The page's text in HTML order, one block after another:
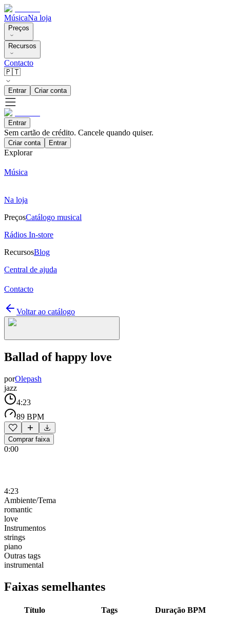
MúsicaNa loja
Preços
Recursos
Contacto
🇵🇹
Entrar Criar conta
Entrar
Sem cartão de crédito. Cancele quando quiser.
Criar conta Entrar
Explorar
Música
Na loja
PreçosCatálogo musical
Rádios In-store
RecursosBlog
Central de ajuda
Contacto
Voltar ao catálogo
Ballad of happy love
porOlepash
jazz
4:23
89 BPM
Comprar faixa
0:00
4:23
Ambiente/Tema
romantic
love
Instrumentos
strings
piano
Outras tags
instrumental
Faixas semelhantes
Título Tags Duração BPM